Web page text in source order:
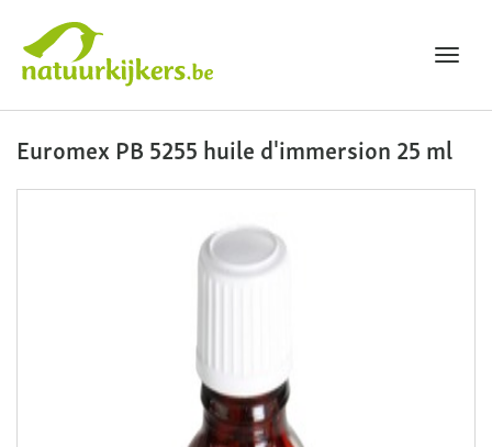
Natuurkijkers
Euromex PB 5255 huile d'immersion 25 ml